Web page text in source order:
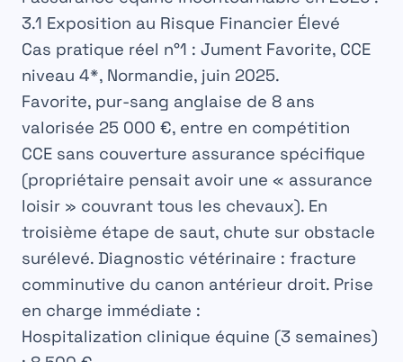
3.1 Exposition au Risque Financier Élevé
Cas pratique réel n°1 : Jument Favorite, CCE
niveau 4*, Normandie, juin 2025.
Favorite, pur-sang anglaise de 8 ans
valorisée 25 000 €, entre en compétition
CCE sans couverture assurance spécifique
(propriétaire pensait avoir une « assurance
loisir » couvrant tous les chevaux). En
troisième étape de saut, chute sur obstacle
surélevé. Diagnostic vétérinaire : fracture
comminutive du canon antérieur droit. Prise
en charge immédiate :
Hospitalization clinique équine (3 semaines)